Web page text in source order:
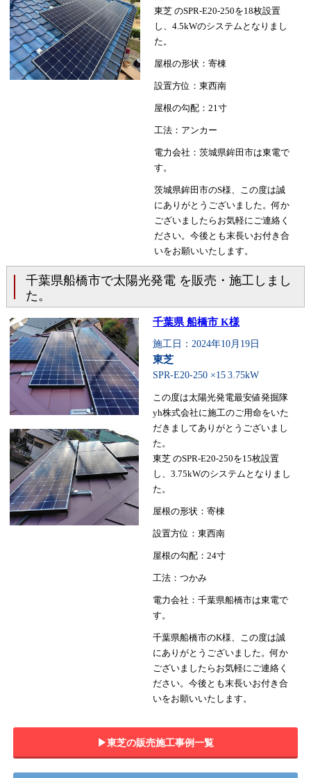
東芝 のSPR-E20-250を18枚設置
し、4.5kWのシステムとなりまし
た。
屋根の形状：寄棟
設置方位：東西南
屋根の勾配：21寸
工法：アンカー
電力会社：茨城県鉾田市は東電で
す。
茨城県鉾田市のS様、この度は誠
にありがとうございました。何か
ございましたらお気軽にご連絡く
ださい。今後とも末長いお付き合
いをお願いいたします。
千葉県船橋市で太陽光発電 を販売・施工しまし
た。
千葉県 船橋市 K様
施工日：2024年10月19日
東芝
SPR-E20-250 ×15 3.75kW
この度は太陽光発電最安値発掘隊
yh株式会社に施工のご用命をいた
だきましてありがとうございまし
た。
東芝 のSPR-E20-250を15枚設置
し、3.75kWのシステムとなりまし
た。
屋根の形状：寄棟
設置方位：東西南
屋根の勾配：24寸
工法：つかみ
電力会社：千葉県船橋市は東電で
す。
千葉県船橋市のK様、この度は誠
にありがとうございました。何か
ございましたらお気軽にご連絡く
ださい。今後とも末長いお付き合
いをお願いいたします。
▶︎東芝の販売施工事例一覧